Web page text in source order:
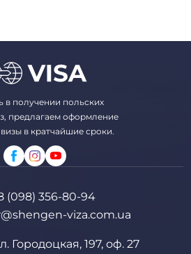
получении польских
предлагаем оформление
в кратчайшие сроки.
(098) 356-80-94
viza.com.ua
Городоцкая, 197, оф. 27